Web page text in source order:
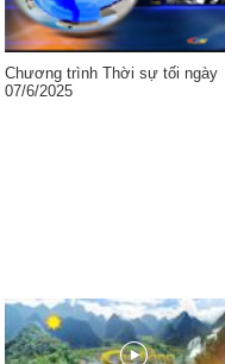
Chương trình Thời sự tối ngày
07/6/2025